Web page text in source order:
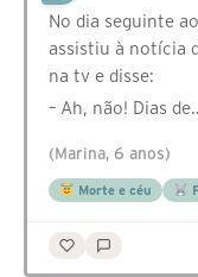
No dia seguinte
assistiu à notícia
na tv e disse:
– Ah, não! Dias
(Marina, 6 anos)
Morte e céu